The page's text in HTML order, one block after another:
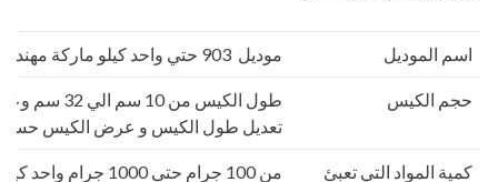
اسم الموديل موديل 903 حتي واحد كيلو ماركة مهندس منسي
حجم الكيس
تعديل طول الكيس و عرض الكيس حسب
كمية المواد التي تعبئ من 100 جرام حتي 1000 جرام واحد كيلو